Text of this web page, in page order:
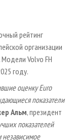
рейтинг
организации
Volvo FH
году.
оценку Euro
показатели
Альм, президент
показателей
независимое